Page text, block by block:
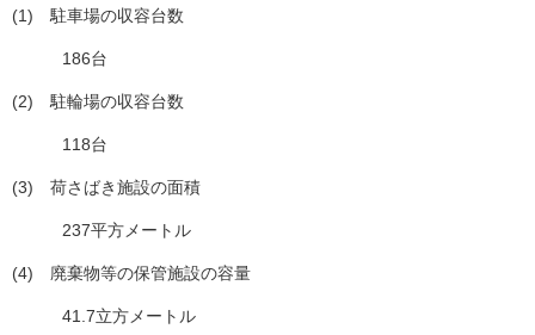
(1) 駐車場の収容台数
186台
(2) 駐輪場の収容台数
118台
(3) 荷さばき施設の面積
237平方メートル
(4) 廃棄物等の保管施設の容量
41.7立方メートル